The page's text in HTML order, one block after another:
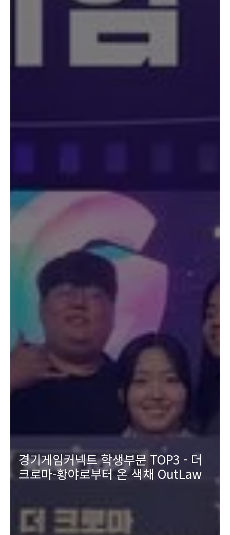
경기게임커넥트 학생부문 TOP3 - 더
크로마-황야로부터 온 색채 OutLaw